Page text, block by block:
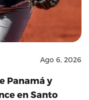
Ago 6, 2026
Panamá y
en Santo